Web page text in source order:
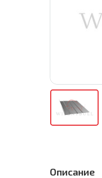
Описание